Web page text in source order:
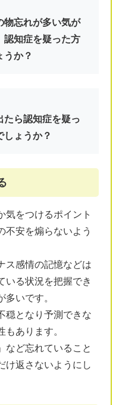
物忘れが多い気が
認知症を疑った方
うか？
たら認知症を疑っ
しょうか？
気をつけるポイント
不安を煽らないよう
ス感情の記憶などは
いる状況を把握でき
いです。
穏となり予測できな
あります。
など忘れていること
け返さないようにし